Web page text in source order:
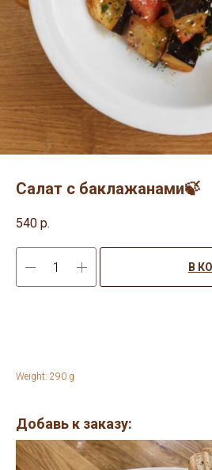
Салат с баклажанами🍃
540 р.
В
Weight: 290 g
Добавь к заказу: